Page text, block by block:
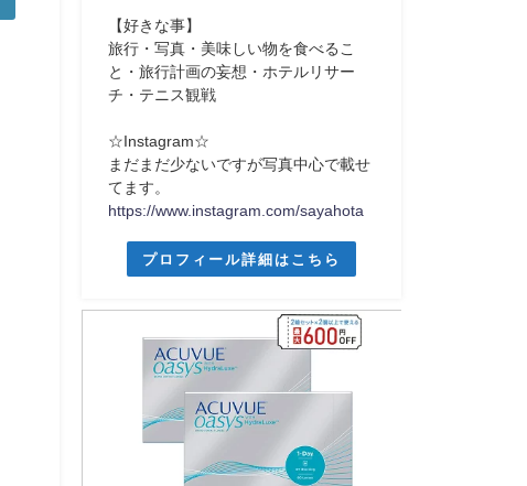
【好きな事】
旅行・写真・美味しい物を食べるこ
と・旅行計画の妄想・ホテルリサー
チ・テニス観戦
☆Instagram☆
まだまだ少ないですが写真中心で載せ
てます。
https://www.instagram.com/sayahota
プロフィール詳細はこちら